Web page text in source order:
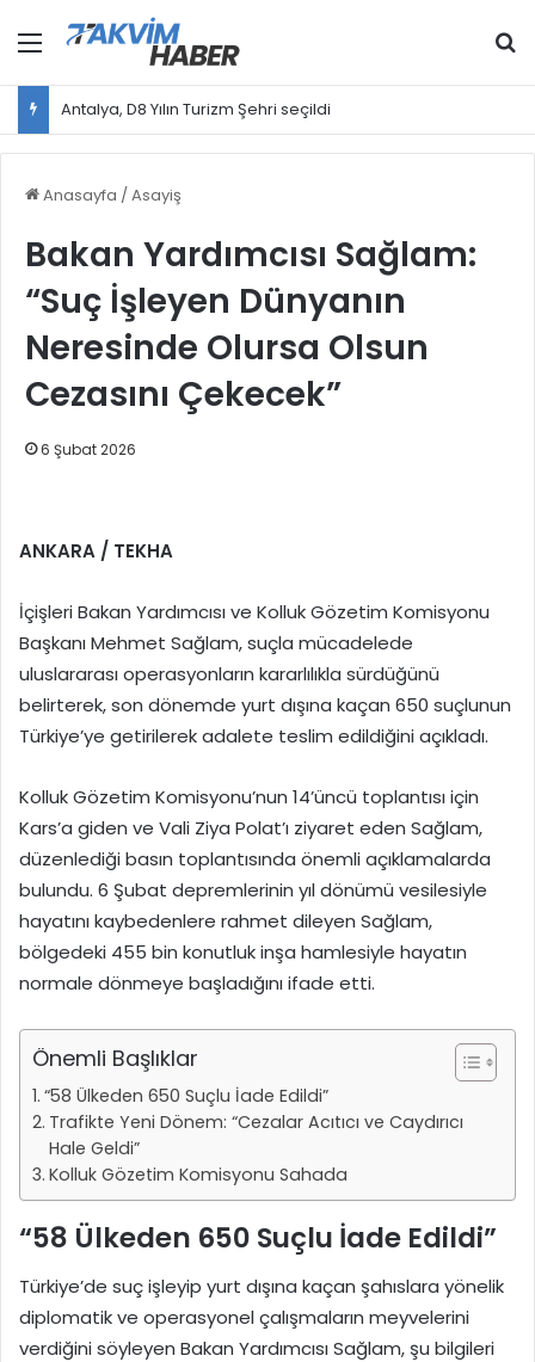
Menü
Antalya, D8 Yılın Turizm Şehri seçildi
Anasayfa / Asayiş
Bakan Yardımcısı Sağlam:
“Suç İşleyen Dünyanın
Neresinde Olursa Olsun
Cezasını Çekecek”
6 Şubat 2026
ANKARA / TEKHA
İçişleri Bakan Yardımcısı ve Kolluk Gözetim Komisyonu
Başkanı Mehmet Sağlam, suçla mücadelede
uluslararası operasyonların kararlılıkla sürdüğünü
belirterek, son dönemde yurt dışına kaçan 650 suçlunun
Türkiye’ye getirilerek adalete teslim edildiğini açıkladı.
Kolluk Gözetim Komisyonu’nun 14’üncü toplantısı için
Kars’a giden ve Vali Ziya Polat’ı ziyaret eden Sağlam,
düzenlediği basın toplantısında önemli açıklamalarda
bulundu. 6 Şubat depremlerinin yıl dönümü vesilesiyle
hayatını kaybedenlere rahmet dileyen Sağlam,
bölgedeki 455 bin konutluk inşa hamlesiyle hayatın
normale dönmeye başladığını ifade etti.
Önemli Başlıklar
“58 Ülkeden 650 Suçlu İade Edildi”
Trafikte Yeni Dönem: “Cezalar Acıtıcı ve Caydırıcı
Hale Geldi”
Kolluk Gözetim Komisyonu Sahada
“58 Ülkeden 650 Suçlu İade Edildi”
Türkiye’de suç işleyip yurt dışına kaçan şahıslara yönelik
diplomatik ve operasyonel çalışmaların meyvelerini
verdiğini söyleyen Bakan Yardımcısı Sağlam, şu bilgileri